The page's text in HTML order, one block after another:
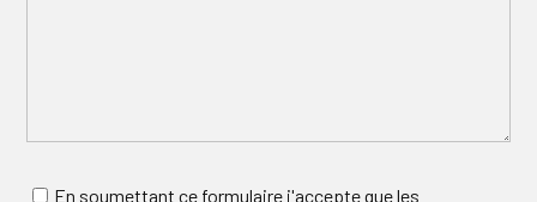
En soumettant ce formulaire j'accepte que les